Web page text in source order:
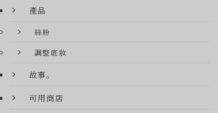
產品
絲粉
調整底妝
故事。
可用商店